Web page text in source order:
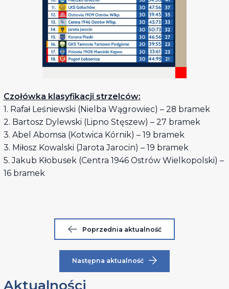
Czołówka klasyfikacji strzelców:
1. Rafał Leśniewski (Nielba Wągrowiec) – 28 bramek
2. Bartosz Dylewski (Lipno Stęszew) – 27 bramek
3. Abel Abomsa (Kotwica Kórnik) – 19 bramek
3. Miłosz Kowalski (Jarota Jarocin) – 19 bramek
5. Jakub Kłobusek (Centra 1946 Ostrów Wielkopolski) –
16 bramek
Poprzednia aktualność
Następna aktualność
Aktualności